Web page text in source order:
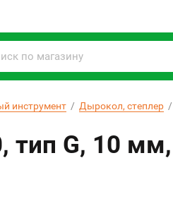
инструмент
  /
Дырокол, степлер
тип G, 10